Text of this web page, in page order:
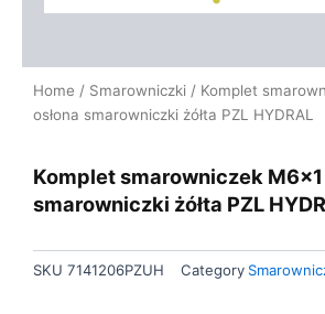
Home / Smarowniczki / Komplet
osłona smarowniczki żółta PZL HYDRAL
Komplet smarowniczek M6x1
smarowniczki żółta PZL
SKU 7141206PZUH Category